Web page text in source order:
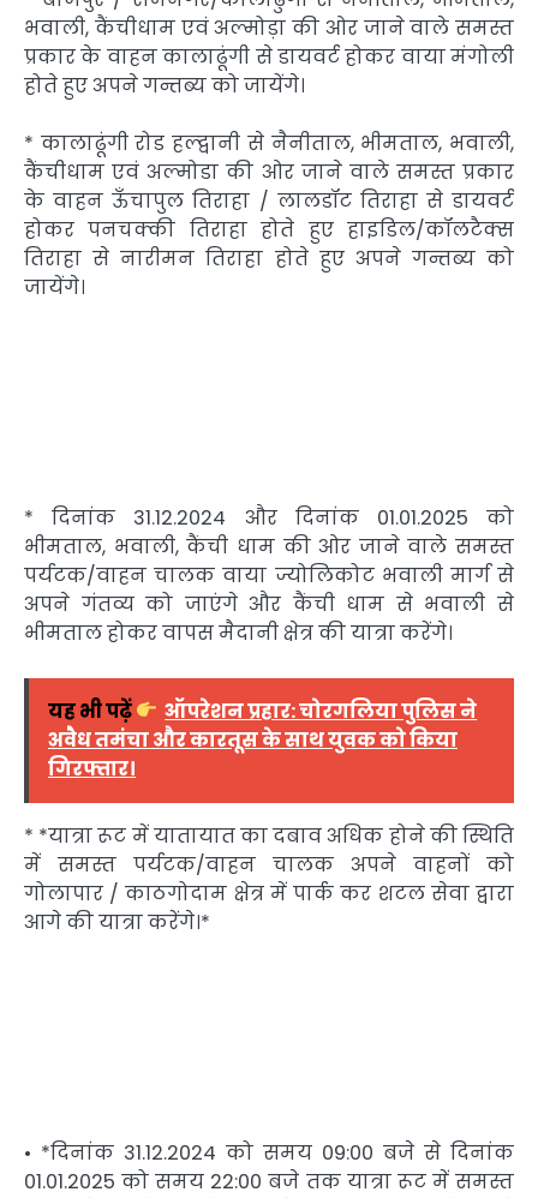
भवाली, कैंचीधाम एवं अल्मोड़ा की ओर जाने वाले समस्त
प्रकार के वाहन कालाढूंगी से डायवर्ट होकर वाया मंगोली
होते हुए अपने गन्तब्य को जायेंगे।
* कालाढूंगी रोड हल्द्वानी से नैनीताल, भीमताल, भवाली,
कैंचीधाम एवं अल्मोडा की ओर जाने वाले समस्त प्रकार
के वाहन ऊँचापुल तिराहा / लालडॉट तिराहा से डायवर्ट
होकर पनचक्की तिराहा होते हुए हाइडिल/कॉलटैक्स
तिराहा से नारीमन तिराहा होते हुए अपने गन्तब्य को
जायेंगे।
* दिनांक 31.12.2024 और दिनांक 01.01.2025 को
भीमताल, भवाली, कैंची धाम की ओर जाने वाले समस्त
पर्यटक/वाहन चालक वाया ज्योलिकोट भवाली मार्ग से
अपने गंतव्य को जाएंगे और कैंची धाम से भवाली से
भीमताल होकर वापस मैदानी क्षेत्र की यात्रा करेंगे।
यह भी पढ़ें
ऑपरेशन प्रहार: चोरगलिया पुलिस ने
अवैध तमंचा और कारतूस के साथ युवक को किया
गिरफ्तार।
* *यात्रा रूट में यातायात का दबाव अधिक होने की स्थिति
में समस्त पर्यटक/वाहन चालक अपने वाहनों को
गोलापार / काठगोदाम क्षेत्र में पार्क कर शटल सेवा द्वारा
आगे की यात्रा करेंगे।*
• *दिनांक 31.12.2024 को समय 09:00 बजे से दिनांक
01.01.2025 को समय 22:00 बजे तक यात्रा रूट में समस्त